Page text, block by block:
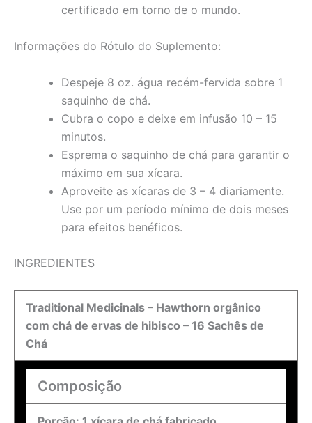
certificado em torno de o mundo.
Informações do Rótulo do Suplemento:
Despeje 8 oz. água recém-fervida sobre 1
saquinho de chá.
Cubra o copo e deixe em infusão 10 – 15
minutos.
Esprema o saquinho de chá para garantir o
máximo em sua xícara.
Aproveite as xícaras de 3 – 4 diariamente.
Use por um período mínimo de dois meses
para efeitos benéficos.
INGREDIENTES
Traditional Medicinals – Hawthorn orgânico
com chá de ervas de hibisco – 16 Sachês de
Chá
Composição